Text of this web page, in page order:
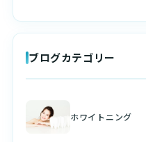
ブログカテゴリー
ホワイトニング